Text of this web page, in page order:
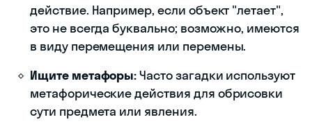
действие. Например, если объект "летает",
это не всегда буквально; возможно, имеются
в виду перемещения или перемены.
Ищите метафоры:Часто загадки используют
метафорические действия для обрисовки
сути предмета или явления.